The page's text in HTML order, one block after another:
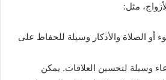
مثل:
أو الصلاة والأذكار وسيلة للحفاظ على
وسيلة لتحسين العلاقات. يمكن